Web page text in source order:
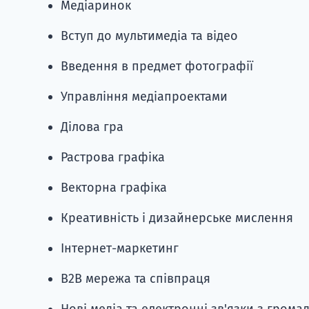
Медіаринок
Вступ до мультимедіа та відео
Введення в предмет фотографії
Управління медіапроектами
Ділова гра
Растрова графіка
Векторна графіка
Креативність і дизайнерське мислення
Інтернет-маркетинг
B2B мережа та співпраця